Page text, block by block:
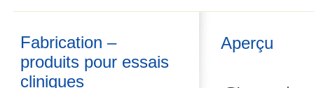
Fabrication –
produits pour essais
cliniques
Aperçu